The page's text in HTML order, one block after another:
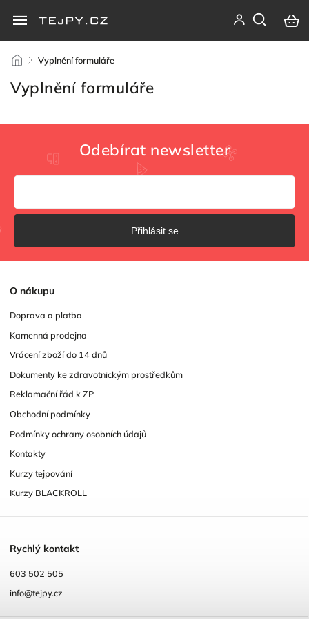
/ Vyplnění formuláře
Vyplnění formuláře
O nákupu
Doprava a platba
Kamenná prodejna
Vrácení zboží do 14 dnů
Dokumenty ke zdravotnickým prostředkům
Reklamační řád k ZP
Obchodní podmínky
Podmínky ochrany osobních údajů
Kontakty
Kurzy tejpování
Kurzy BLACKROLL
Rychlý kontakt
603 502 505
info@tejpy.cz
Odebírat newsletter
Přihlásit se